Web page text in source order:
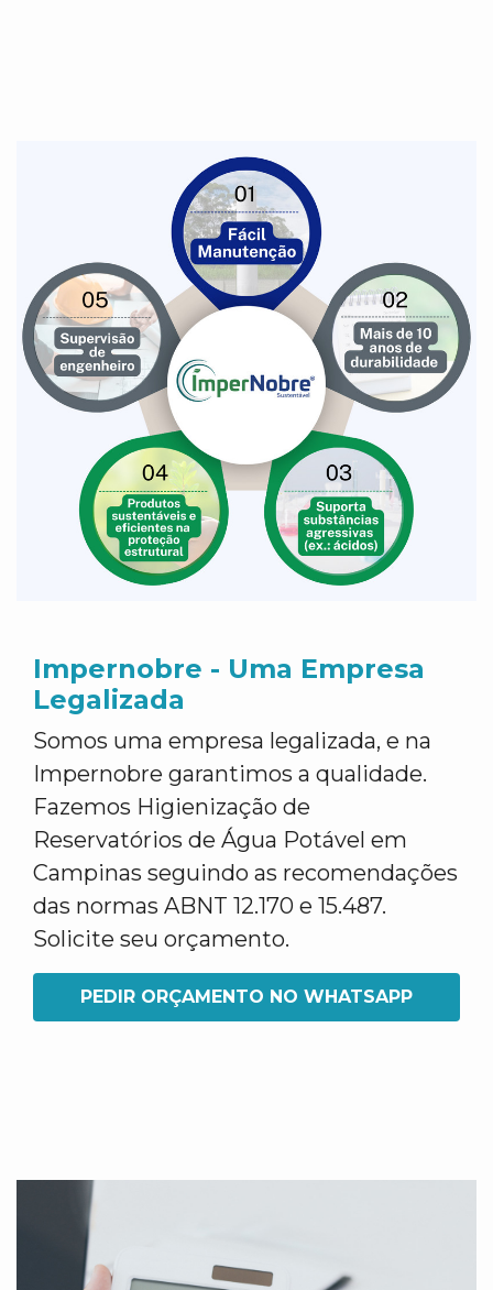
Impernobre - Uma Empresa
Legalizada
Somos uma empresa legalizada, e na
Impernobre garantimos a qualidade.
Fazemos Higienização de
Reservatórios de Água Potável em
Campinas seguindo as recomendações
das normas ABNT 12.170 e 15.487.
Solicite seu orçamento.
PEDIR ORÇAMENTO NO WHATSAPP